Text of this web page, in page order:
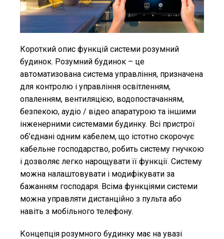
Короткий опис функцій системи розумний
будинок. Розумний будинок – це
автоматизована система управління, призначена
для контролю і управління освітленням,
опаленням, вентиляцією, водопостачанням,
безпекою, аудіо / відео апаратурою та іншими
інженерними системами будинку. Всі пристрої
об’єднані одним кабелем, що істотно скорочує
кабельне господарство, робить систему гнучкою
і дозволяє легко нарощувати її функції. Систему
можна налаштовувати і модифікувати за
бажанням господаря. Всіма функціями системи
можна управляти дистанційно з пульта або
навіть з мобільного телефону.
Концепція розумного будинку має на увазі